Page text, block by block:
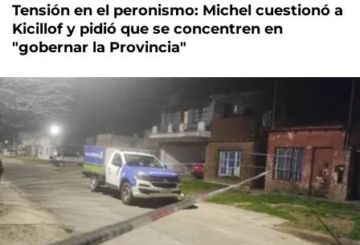
Tensión en el peronismo: Michel cuestionó a
Kicillof y pidió que se concentren en
"gobernar la Provincia"